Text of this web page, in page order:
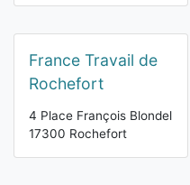
France Travail de
Rochefort
4 Place François Blondel
17300 Rochefort